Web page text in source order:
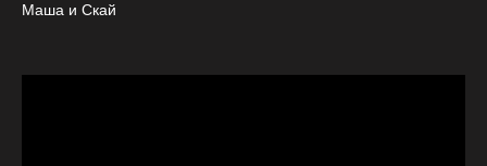
Маша и Скай